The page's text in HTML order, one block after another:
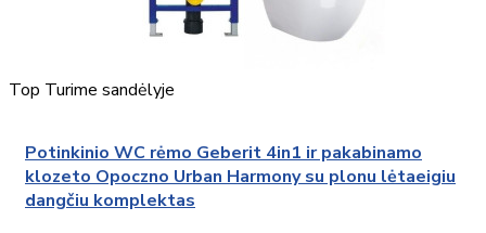
Top Turime sandėlyje
Potinkinio WC rėmo Geberit 4in1 ir pakabinamo
klozeto Opoczno Urban Harmony su plonu lėtaeigiu
dangčiu komplektas